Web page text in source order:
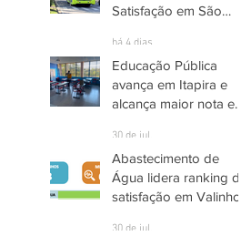
Satisfação em São
há 4 dias
Educação Pública
avança em Itapira e
alcança maior nota em
30 de jul.
Abastecimento de
Água lidera ranking de
satisfação em Valinhos
30 de jul.